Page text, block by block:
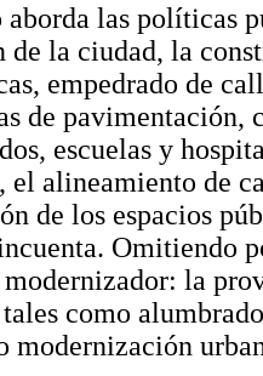
las políticas
de la ciudad, la
empedrado de
de
escuelas y
el alineamiento de
de los espacios
Omitiendo
modernizador: la
como
modernización